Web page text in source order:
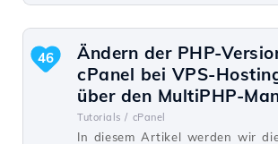
Ändern der PHP-
cPanel bei VPS-
über den MultiPHP-
Tutorials / cPanel
In diesem Artikel werden wir
46